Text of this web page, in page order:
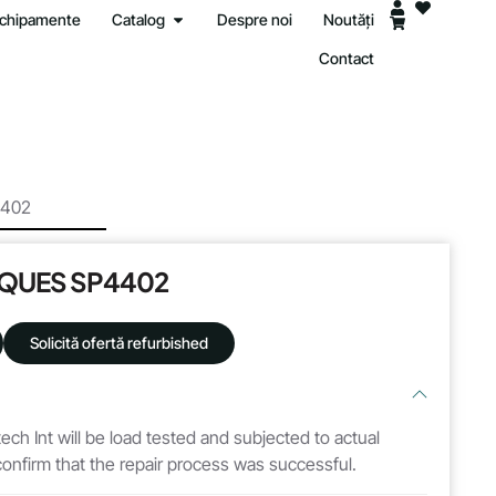
Catalog Despre noi Noutăți
Contact
SP4402
Solicită ofertă refurbished
Int will be load tested and subjected to actual
that the repair process was successful.